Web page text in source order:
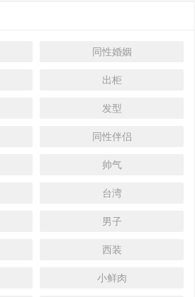
同性婚姻
出柜
发型
同性伴侣
帅气
台湾
男子
西装
小鲜肉